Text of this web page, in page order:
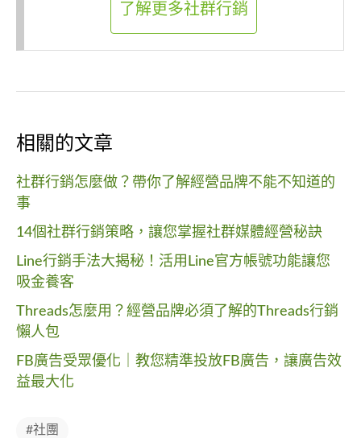
了解更多社群行銷
相關的文章
社群行銷怎麼做？帶你了解經營品牌不能不知道的
事
14個社群行銷策略，讓您掌握社群媒體經營秘訣
Line行銷手法大揭秘！活用Line官方帳號功能讓您
吸金養客
Threads怎麼用？經營品牌必須了解的Threads行銷
懶人包
FB廣告受眾優化｜教您精準投放FB廣告，讓廣告效
益最大化
#社團